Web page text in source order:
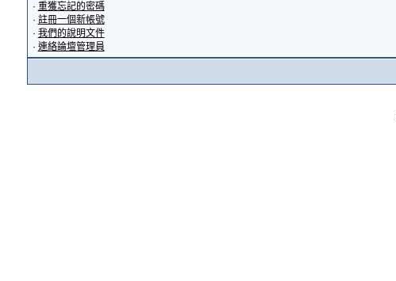
· 重獲忘記的密碼
· 註冊一個新帳號
· 我們的說明文件
· 連絡論壇管理員